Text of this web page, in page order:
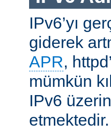
IPv6’yı
giderek
APR,
mümkün
IPv6
etmektedir.